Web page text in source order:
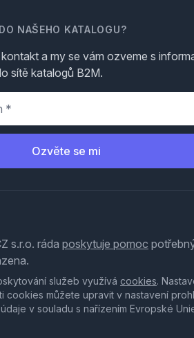
NAŠEHO KATALOGU?
a my se vám ozveme s
sítě katalogů B2M.
Ozvěte se mi
s.r.o. ráda poskytuje pomoc
služeb využívá cookies.
cookies můžete upravit v nastavení
v souladu s nařízením Evropské